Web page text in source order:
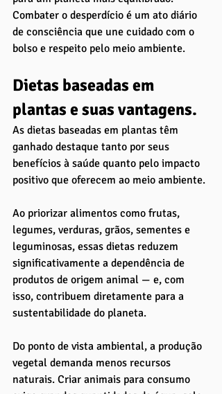
Combater o desperdício é um ato diário
de consciência que une cuidado com o
bolso e respeito pelo meio ambiente.
Dietas baseadas em
plantas e suas vantagens.
As dietas baseadas em plantas têm
ganhado destaque tanto por seus
benefícios à saúde quanto pelo impacto
positivo que oferecem ao meio ambiente.
Ao priorizar alimentos como frutas,
legumes, verduras, grãos, sementes e
leguminosas, essas dietas reduzem
significativamente a dependência de
produtos de origem animal — e, com
isso, contribuem diretamente para a
sustentabilidade do planeta.
Do ponto de vista ambiental, a produção
vegetal demanda menos recursos
naturais. Criar animais para consumo